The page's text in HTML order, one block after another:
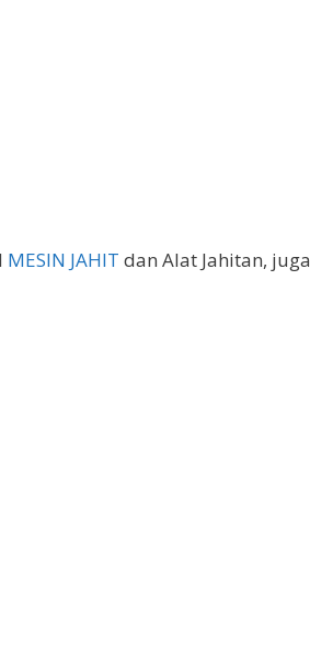
MESIN JAHIT dan Alat Jahitan, juga